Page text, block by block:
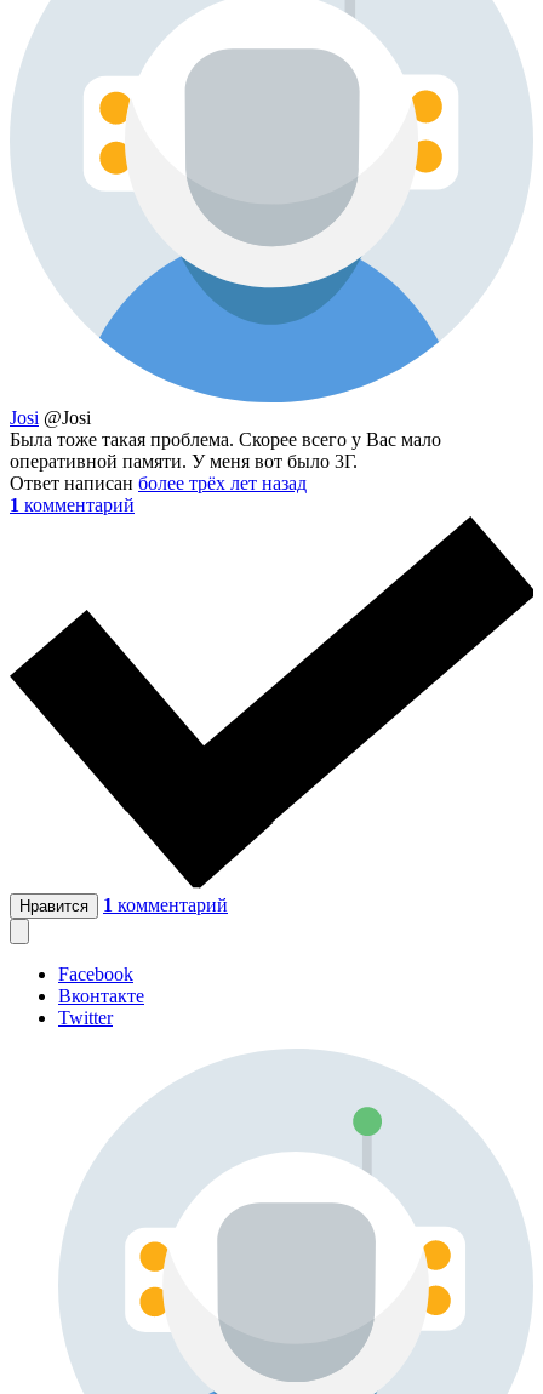
Josi @Josi
Была тоже такая проблема. Скорее всего у Вас мало
оперативной памяти. У меня вот было 3Г.
Ответ написан более трёх лет назад
1 комментарий
Нравится 1 комментарий
Facebook
Вконтакте
Twitter